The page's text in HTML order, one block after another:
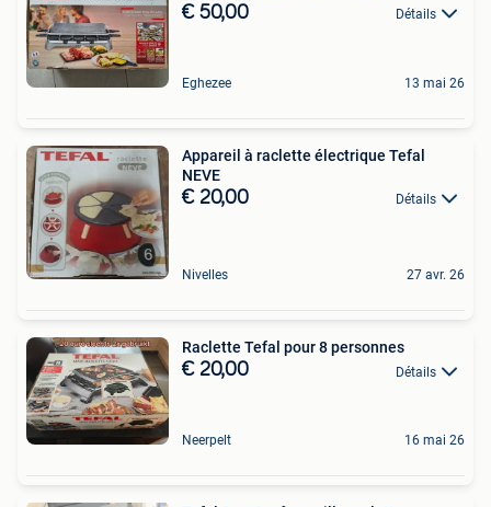
€ 50,00 Détails
Eghezee 13 mai 26
Appareil à raclette électrique Tefal
NEVE
€ 20,00 Détails
Nivelles 27 avr. 26
Raclette Tefal pour 8 personnes
€ 20,00 Détails
Neerpelt 16 mai 26